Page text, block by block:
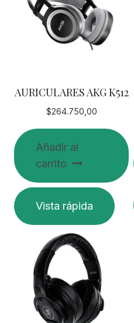
AURICULARES AKG K512
$264.750,00
Añadir al
carrito
Vista rápida